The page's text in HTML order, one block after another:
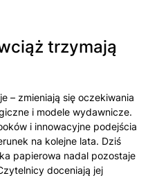
trzymają
– zmieniają się oczekiwania
i modele wydawnicze.
i innowacyjne podejścia
na kolejne lata. Dziś
papierowa nadal pozostaje
doceniają jej